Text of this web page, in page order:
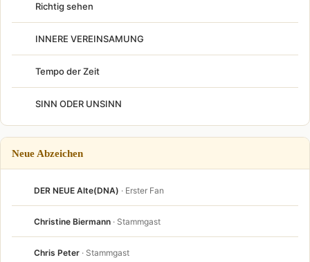
Richtig sehen
INNERE VEREINSAMUNG
Tempo der Zeit
SINN ODER UNSINN
Neue Abzeichen
DER NEUE Alte(DNA) · Erster Fan
Christine Biermann · Stammgast
Chris Peter · Stammgast